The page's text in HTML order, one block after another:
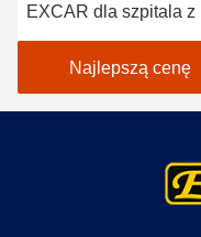
EXCAR dla szpitala z
certyfikatem na
Najlepszą cenę